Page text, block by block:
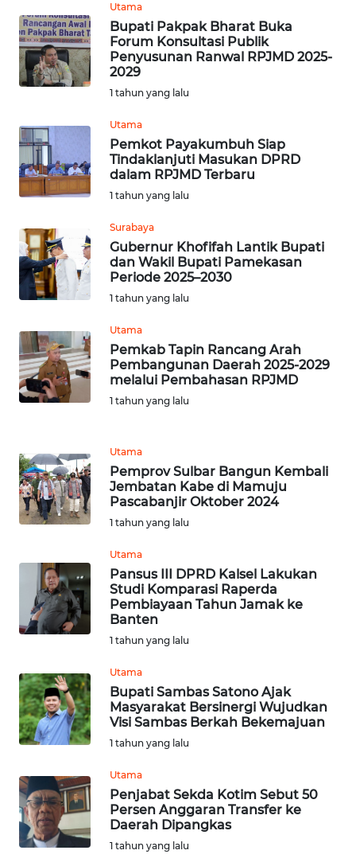
Utama
Bupati Pakpak Bharat Buka
Forum Konsultasi Publik
Penyusunan Ranwal RPJMD 2025-
2029
1 tahun yang lalu
Utama
Pemkot Payakumbuh Siap
Tindaklanjuti Masukan DPRD
dalam RPJMD Terbaru
1 tahun yang lalu
Surabaya
Gubernur Khofifah Lantik Bupati
dan Wakil Bupati Pamekasan
Periode 2025–2030
1 tahun yang lalu
Utama
Pemkab Tapin Rancang Arah
Pembangunan Daerah 2025-2029
melalui Pembahasan RPJMD
1 tahun yang lalu
Utama
Pemprov Sulbar Bangun Kembali
Jembatan Kabe di Mamuju
Pascabanjir Oktober 2024
1 tahun yang lalu
Utama
Pansus III DPRD Kalsel Lakukan
Studi Komparasi Raperda
Pembiayaan Tahun Jamak ke
Banten
1 tahun yang lalu
Utama
Bupati Sambas Satono Ajak
Masyarakat Bersinergi Wujudkan
Visi Sambas Berkah Bekemajuan
1 tahun yang lalu
Utama
Penjabat Sekda Kotim Sebut 50
Persen Anggaran Transfer ke
Daerah Dipangkas
1 tahun yang lalu
WN
SULTRA
WN
NTB
WN
SULTENG
WN
WN
BABEL
WN
SUMSEL
WN
LAMPUNG
JATENG
WN
NUSANTARA
JOGJA
WN
JATIM
WN
BALI
WN